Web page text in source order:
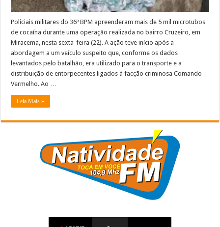
Policiais militares do 36º BPM apreenderam mais de 5 mil microtubos
de cocaína durante uma operação realizada no bairro Cruzeiro, em
Miracema, nesta sexta-feira (22). A ação teve início após a
abordagem a um veículo suspeito que, conforme os dados
levantados pelo batalhão, era utilizado para o transporte e a
distribuição de entorpecentes ligados à facção criminosa Comando
Vermelho. Ao …
Leia Mais »